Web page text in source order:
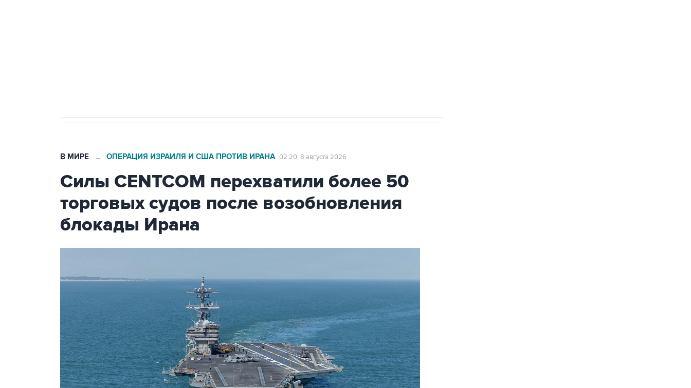
В МИРЕ → ОПЕРАЦИЯ ИЗРАИЛЯ И США ПРОТИВ ИРАНА 02:20, 8 августа 2026
Силы CENTCOM перехватили более 50
торговых судов после возобновления
блокады Ирана